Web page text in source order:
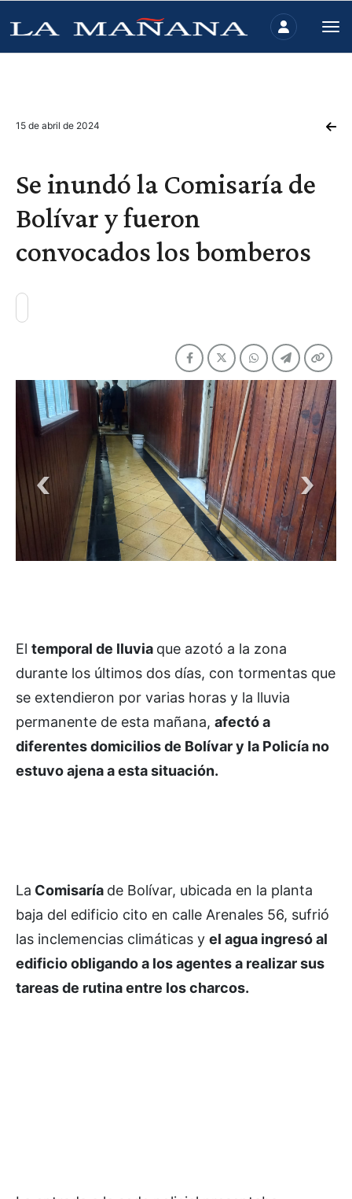
15 de abril de 2024
Se inundó la Comisaría de
Bolívar y fueron
convocados los bomberos
El temporal de lluvia que azotó a la zona
durante los últimos dos días, con tormentas que
se extendieron por varias horas y la lluvia
permanente de esta mañana, afectó a
diferentes domicilios de Bolívar y la Policía no
estuvo ajena a esta situación.
La Comisaría de Bolívar, ubicada en la planta
baja del edificio cito en calle Arenales 56, sufrió
las inclemencias climáticas y el agua ingresó al
edificio obligando a los agentes a realizar sus
tareas de rutina entre los charcos.